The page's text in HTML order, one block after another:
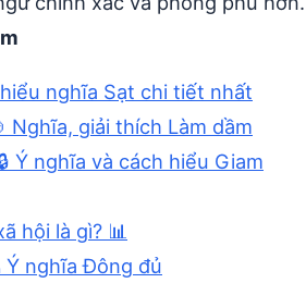
nghĩa Sạt chi tiết nhất
Nghĩa, giải thích Làm dầm
Ý nghĩa và cách hiểu Giam
hội là gì? 📊
Ý nghĩa Đông đủ